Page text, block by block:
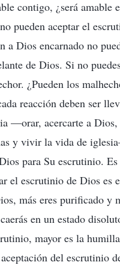
contigo, ¿será
pueden aceptar el
a Dios encarnado no
de Dios. Si no
¿Pueden los
reacción deben ser
—orar, acercarte a Dios,
y vivir la vida de
para Su escrutinio.
el escrutinio de Dios es
más eres purificado y
en un estado
mayor es la
del escrutinio